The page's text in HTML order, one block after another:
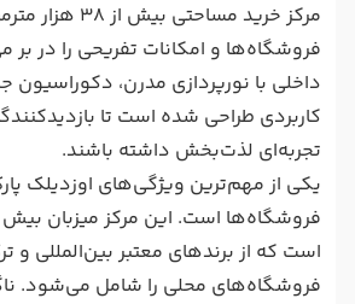
مرکز خرید مساحتی
فروشگاه‌ها و امکانات تفریحی را در
داخلی با نورپردازی مدرن، دکوراسیون
کاربردی طراحی شده است تا
تجربه‌ای لذت‌بخش داشته باشند.
یکی از مهم‌ترین ویژگی‌های اوزدیلک
است که از برندهای معتبر بین‌المللی و
فروشگاه‌های محلی را شامل می‌شود.